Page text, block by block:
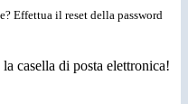
Effettua il reset della password
casella di posta elettronica!